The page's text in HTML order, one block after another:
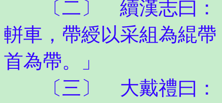
〔二〕 續漢志曰：「
軿車，帶綬以采組為緄
首為帶。」
〔三〕 大戴禮曰：